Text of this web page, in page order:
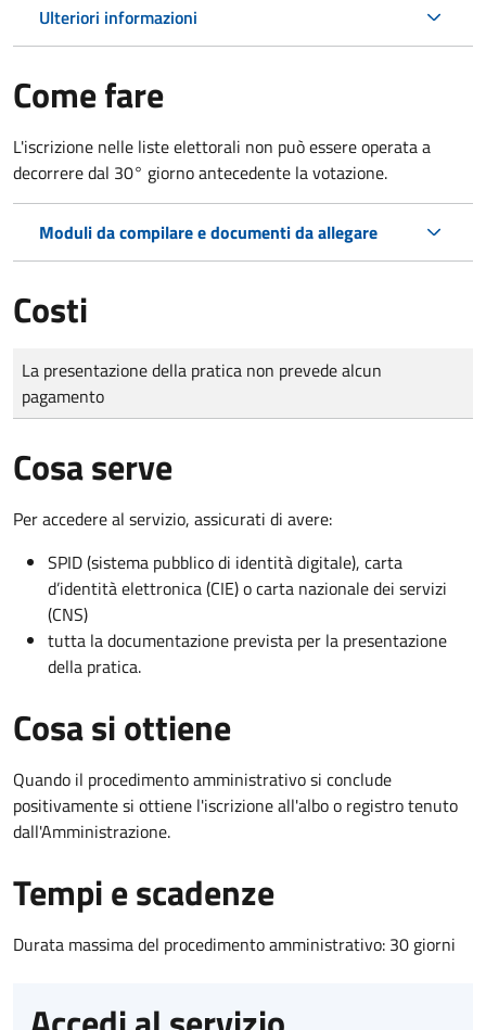
Ulteriori informazioni
Come fare
L'iscrizione nelle liste elettorali non può essere operata a
decorrere dal 30° giorno antecedente la votazione.
Moduli da compilare e documenti da allegare
Costi
Tipo di pagamento
Importo
La presentazione della pratica non prevede alcun
pagamento
Cosa serve
Per accedere al servizio, assicurati di avere:
SPID (sistema pubblico di identità digitale), carta
d’identità elettronica (CIE) o carta nazionale dei servizi
(CNS)
tutta la documentazione prevista per la presentazione
della pratica.
Cosa si ottiene
Quando il procedimento amministrativo si conclude
positivamente si ottiene l'iscrizione all'albo o registro tenuto
dall'Amministrazione.
Tempi e scadenze
Durata massima del procedimento amministrativo: 30 giorni